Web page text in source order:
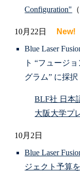
Configuration"
10月22日
New!
Blue Laser
ト “フュージ
グラム” に採択
BLF社 日本
大阪大学プ
10月2日
Blue Laser
ジェクト予算